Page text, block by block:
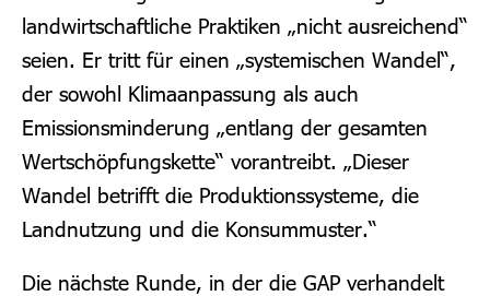
landwirtschaftliche Praktiken „nicht ausreichend“
seien. Er tritt für einen „systemischen Wandel“,
der sowohl Klimaanpassung als auch
Emissionsminderung „entlang der gesamten
Wertschöpfungskette“ vorantreibt. „Dieser
Wandel betrifft die Produktionssysteme, die
Landnutzung und die Konsummuster.“
Die nächste Runde, in der die GAP verhandelt